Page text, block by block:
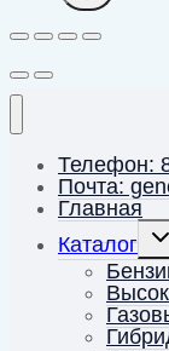
Телефон:
Почта:
Главная
Каталог